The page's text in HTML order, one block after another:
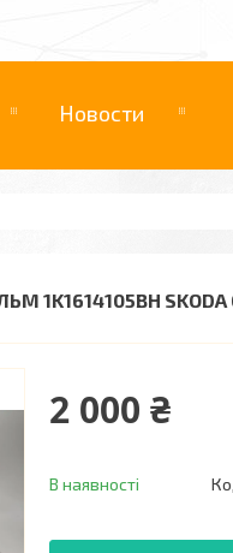
Новости
SKODA
2 000 ₴
В наявності